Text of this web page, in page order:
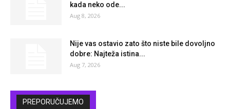
kada neko ode...
Aug 8, 2026
Nije vas ostavio zato što niste bile dovoljno
dobre: Najteža istina...
Aug 7, 2026
PREPORUČUJEMO